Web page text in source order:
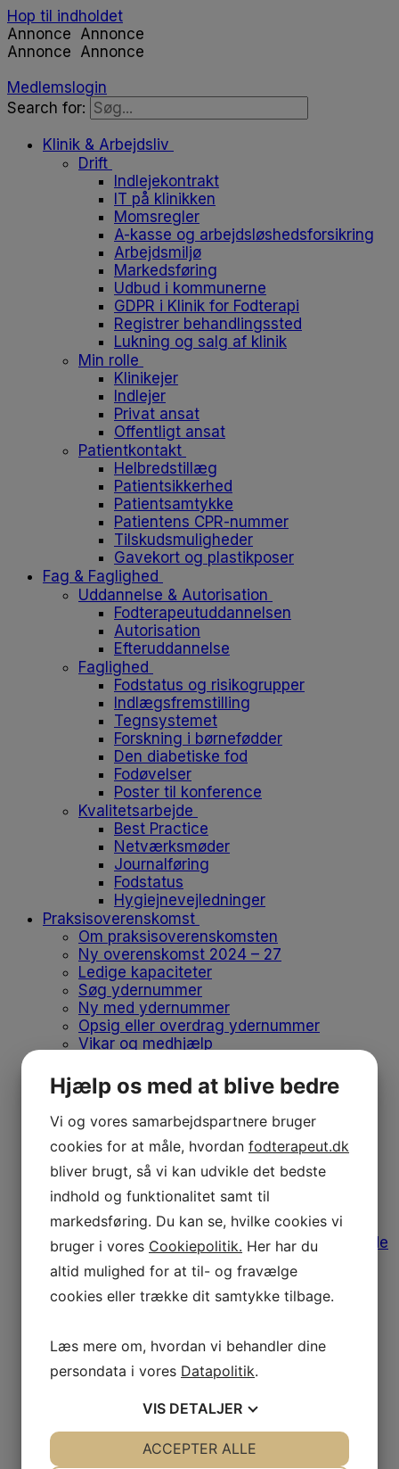
Hop til indholdet
Annonce Annonce
Annonce Annonce
Medlemslogin
Search for:
Klinik & Arbejdsliv
Drift
Indlejekontrakt
IT på klinikken
Momsregler
A-kasse og arbejdsløshedsforsikring
Arbejdsmiljø
Markedsføring
Udbud i kommunerne
GDPR i Klinik for Fodterapi
Registrer behandlingssted
Lukning og salg af klinik
Min rolle
Klinikejer
Indlejer
Privat ansat
Offentligt ansat
Patientkontakt
Helbredstillæg
Patientsikkerhed
Patientsamtykke
Patientens CPR-nummer
Tilskudsmuligheder
Gavekort og plastikposer
Fag & Faglighed
Uddannelse & Autorisation
Fodterapeutuddannelsen
Autorisation
Efteruddannelse
Faglighed
Fodstatus og risikogrupper
Indlægsfremstilling
Tegnsystemet
Forskning i børnefødder
Den diabetiske fod
Fodøvelser
Poster til konference
Kvalitetsarbejde
Best Practice
Netværksmøder
Journalføring
Fodstatus
Hygiejnevejledninger
Praksisoverenskomst
Om praksisoverenskomsten
Ny overenskomst 2024 – 27
Ledige kapaciteter
Søg ydernummer
Ny med ydernummer
Opsig eller overdrag ydernummer
Vikar og medhjælp
Produkter på positivlisten
Afregn med regionen
Medlemskab
Medlemskab
Bliv medlem
Kontingent
Forsikringer
Afregning af udgifter
Medlemstilbud
Bomærke, varemærke og designguide
Medlemsfordele
Leverandørliste
Job og klinikker til salg
Studiemedlemskab
Medlemsfordele for studerende
Historien bag emblemet
Danske Fodterapeuter
Om foreningen
Hjælp os med at blive bedre
Vi og vores samarbejdspartnere bruger
cookies for at måle, hvordan fodterapeut.dk
bliver brugt, så vi kan udvikle det bedste
indhold og funktionalitet samt til
markedsføring. Du kan se, hvilke cookies vi
bruger i vores Cookiepolitik. Her har du
altid mulighed for at til- og fravælge
cookies eller trække dit samtykke tilbage.
Læs mere om, hvordan vi behandler dine
persondata i vores Datapolitik.
VIS DETALJER
NEJ JA
ACCEPTER ALLE